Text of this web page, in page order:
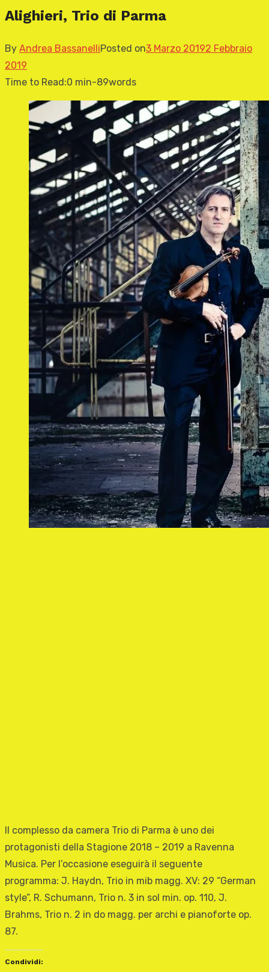
Alighieri, Trio di Parma
By Andrea BassanelliPosted on3 Marzo 20192 Febbraio
2019
Time to Read:0 min-89words
Il complesso da camera Trio di Parma è uno dei
protagonisti della Stagione 2018 – 2019 a Ravenna
Musica. Per l’occasione eseguirà il seguente
programma: J. Haydn, Trio in mib magg. XV: 29 “German
style”, R. Schumann, Trio n. 3 in sol min. op. 110, J.
Brahms, Trio n. 2 in do magg. per archi e pianoforte op.
87.
Condividi: